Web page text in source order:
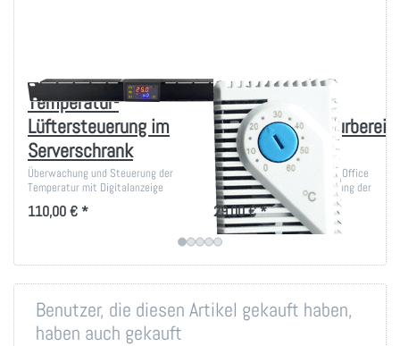
Temperatur-
Lüftersteuerung im
Serverschrank
Überwachung und Steuerung der
Temperatur mit Digitalanzeige
110,00 € *
Thermostat für
5-55°
Betriebsbereit eingebaut im Office
Rack für geregelte Abschaltung der
Lüfter
29,00 € *
Benutzer, die diesen Artikel gekauft haben,
haben auch gekauft